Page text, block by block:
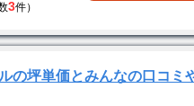
3件）
の坪単価とみんなの口コミ